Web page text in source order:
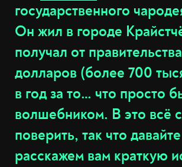
государственного
Он жил в городе
получал от
долларов (более 700
в год за то… что просто
волшебником. В это всё
поверить, так что давайте
расскажем вам краткую